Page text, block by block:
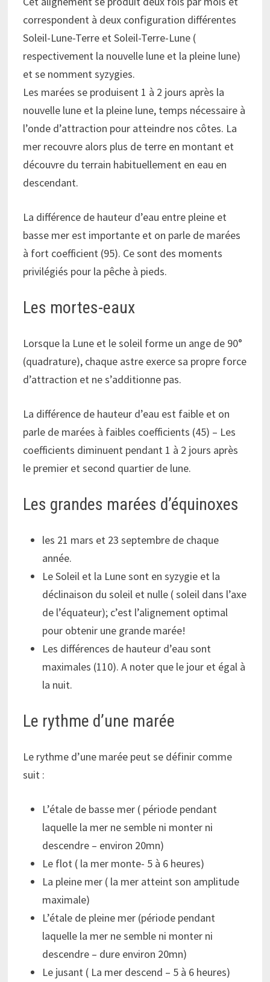
correspondent à deux configuration différentes
Soleil-Lune-Terre et Soleil-Terre-Lune (
respectivement la nouvelle lune et la pleine lune)
et se nomment syzygies.
Les marées se produisent 1 à 2 jours après la
nouvelle lune et la pleine lune, temps nécessaire à
l’onde d’attraction pour atteindre nos côtes. La
mer recouvre alors plus de terre en montant et
découvre du terrain habituellement en eau en
descendant.
La différence de hauteur d’eau entre pleine et
basse mer est importante et on parle de marées
à fort coefficient (95). Ce sont des moments
privilégiés pour la pêche à pieds.
Les mortes-eaux
Lorsque la Lune et le soleil forme un ange de 90°
(quadrature), chaque astre exerce sa propre force
d’attraction et ne s’additionne pas.
La différence de hauteur d’eau est faible et on
parle de marées à faibles coefficients (45) – Les
coefficients diminuent pendant 1 à 2 jours après
le premier et second quartier de lune.
Les grandes marées d’équinoxes
les 21 mars et 23 septembre de chaque
année.
Le Soleil et la Lune sont en syzygie et la
déclinaison du soleil et nulle ( soleil dans l’axe
de l’équateur); c’est l’alignement optimal
pour obtenir une grande marée!
Les différences de hauteur d’eau sont
maximales (110). A noter que le jour et égal à
la nuit.
Le rythme d’une marée
Le rythme d’une marée peut se définir comme
suit :
L’étale de basse mer ( période pendant
laquelle la mer ne semble ni monter ni
descendre – environ 20mn)
Le flot ( la mer monte- 5 à 6 heures)
La pleine mer ( la mer atteint son amplitude
maximale)
L’étale de pleine mer (période pendant
laquelle la mer ne semble ni monter ni
descendre – dure environ 20mn)
Le jusant ( La mer descend – 5 à 6 heures)